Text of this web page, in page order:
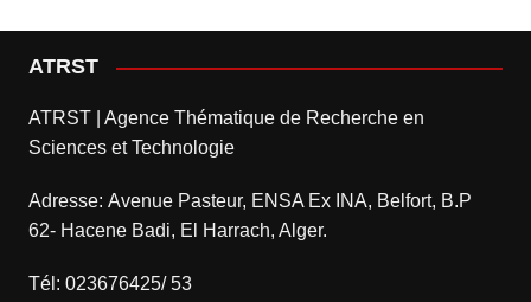
ATRST
ATRST | Agence Thématique de Recherche en
Sciences et Technologie
Adresse: Avenue Pasteur, ENSA Ex INA, Belfort, B.P
62- Hacene Badi, El Harrach, Alger.
Tél: 023676425/ 53